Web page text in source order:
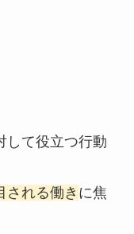
して役立つ行動
される働き に焦